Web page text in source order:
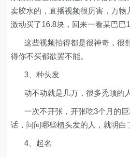
卖胶水的，直播视频很厉害，万物
激动买了16.8块，回来一看某巴巴
这些视频拍得都是很神奇，很
得你不买都欲罢不能。
3、种头发
动不动就是几万，很多秃顶的人
一次不开张，开张吃3个月的巨
话，问问哪些植头发的人，就明白
4、起名